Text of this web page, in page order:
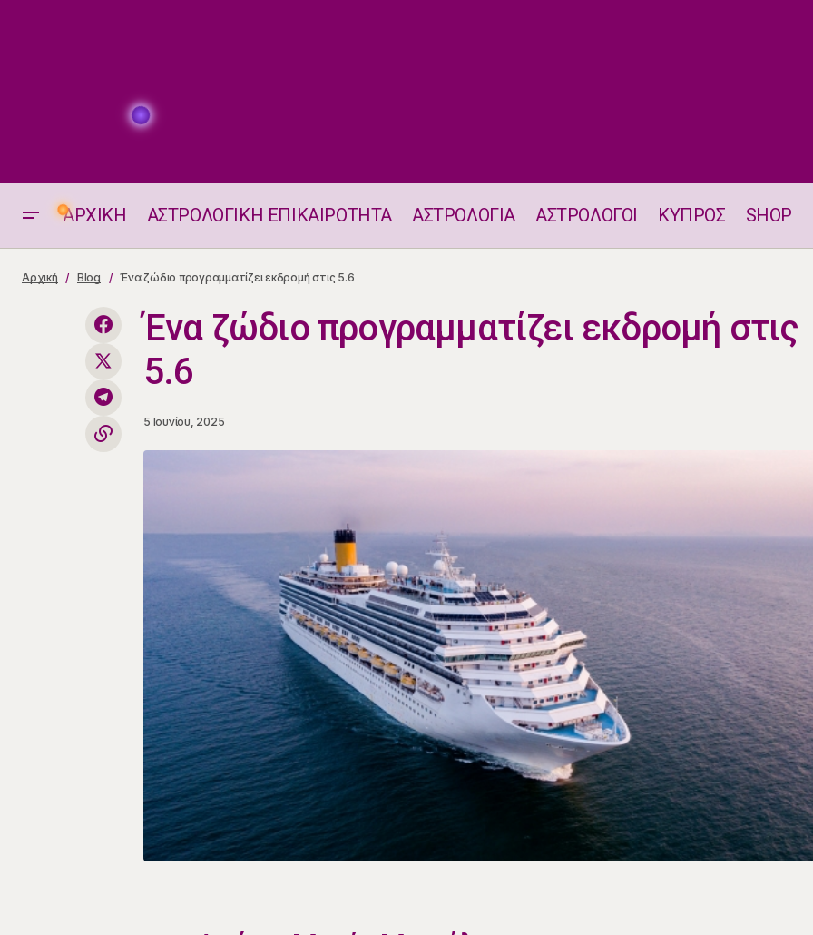
ΑΡΧΙΚΗ ΑΣΤΡΟΛΟΓΙΚΗ ΕΠΙΚΑΙΡΟΤΗΤΑ ΑΣΤΡΟΛΟΓΙΑ ΑΣΤΡΟΛΟΓΟΙ ΚΥΠΡΟΣ SHOP
Ζώδια 05.06.2025
Αρχική Blog Ένα ζώδιο προγραμματίζει εκδρομή στις 5.6
Ένα ζώδιο προγραμματίζει εκδρομή στις
5.6
5 Ιουνίου, 2025